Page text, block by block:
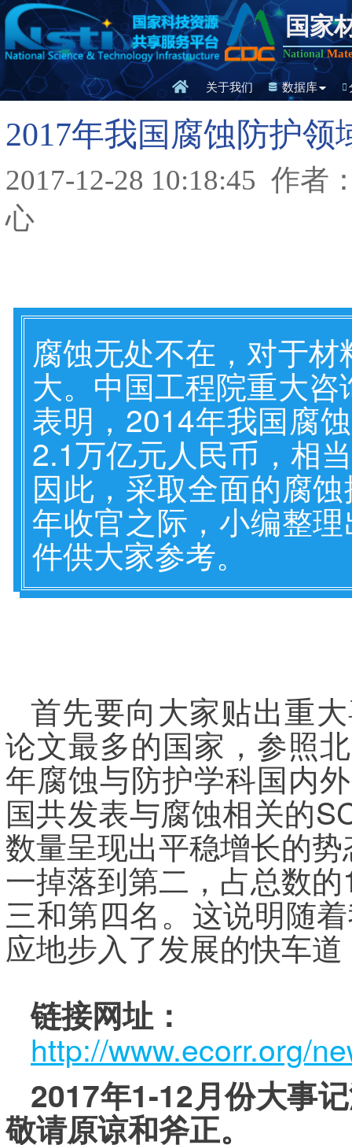
国家
National
关于我们 数据库
2017年我国腐蚀防护领
2017-12-28 10:18:45 作者
心
腐蚀无处不在，对于
大。中国工程院重大咨
表明，2014年我国腐
2.1万亿元人民币，相
因此，采取全面的腐
年收官之际，小编整
件供大家参考。
首先要向大家贴出重
论文最多的国家，参照
年腐蚀与防护学科国内
国共发表与腐蚀相关的
数量呈现出平稳增长的
一掉落到第二，占总数
三和第四名。这说明随
应地步入了发展的快车
链接网址：
http://www.ecorr.org/
2017年1-12月份大事
敬请原谅和斧正。